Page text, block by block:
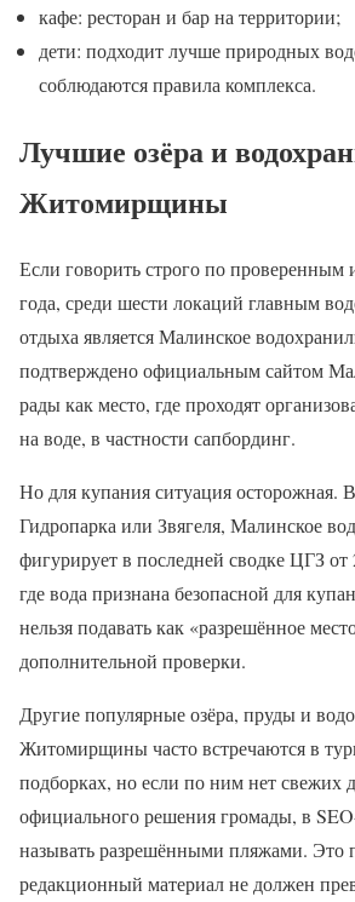
кафе: ресторан и бар на территории;
дети: подходит лучше природных
соблюдаются правила комплекса.
Лучшие озёра и
Житомирщины
Если говорить строго по проверенным
года, среди шести локаций главным
отдыха является Малинское
подтверждено официальным сайтом
рады как место, где проходят
на воде, в частности сапбординг.
Но для купания ситуация осторожная.
Гидропарка или Звягеля, Малинское
фигурирует в последней сводке ЦГЗ
где вода признана безопасной для
нельзя подавать как «разрешённое
дополнительной проверки.
Другие популярные озёра, пруды и
Житомирщины часто встречаются в
подборках, но если по ним нет
официального решения громады, в
называть разрешёнными пляжами. Это
редакционный материал не должен